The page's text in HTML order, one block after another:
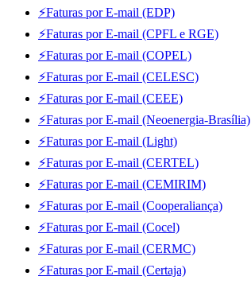
⚡Faturas por E-mail (EDP)
⚡Faturas por E-mail (CPFL e RGE)
⚡Faturas por E-mail (COPEL)
⚡Faturas por E-mail (CELESC)
⚡Faturas por E-mail (CEEE)
⚡Faturas por E-mail (Neoenergia-Brasília)
⚡Faturas por E-mail (Light)
⚡Faturas por E-mail (CERTEL)
⚡Faturas por E-mail (CEMIRIM)
⚡Faturas por E-mail (Cooperaliança)
⚡Faturas por E-mail (Cocel)
⚡Faturas por E-mail (CERMC)
⚡Faturas por E-mail (Certaja)